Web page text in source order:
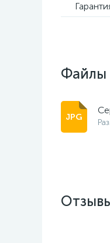
Файлы